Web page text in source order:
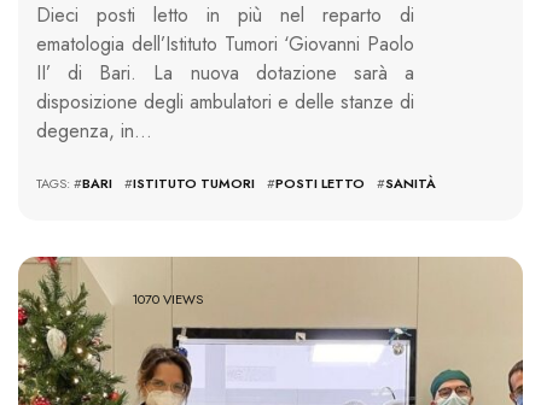
Dieci posti letto in più nel reparto di
ematologia dell’Istituto Tumori ‘Giovanni Paolo
II’ di Bari. La nuova dotazione sarà a
disposizione degli ambulatori e delle stanze di
degenza, in…
TAGS: #BARI #ISTITUTO TUMORI #POSTI LETTO #SANITÀ
1070 VIEWS